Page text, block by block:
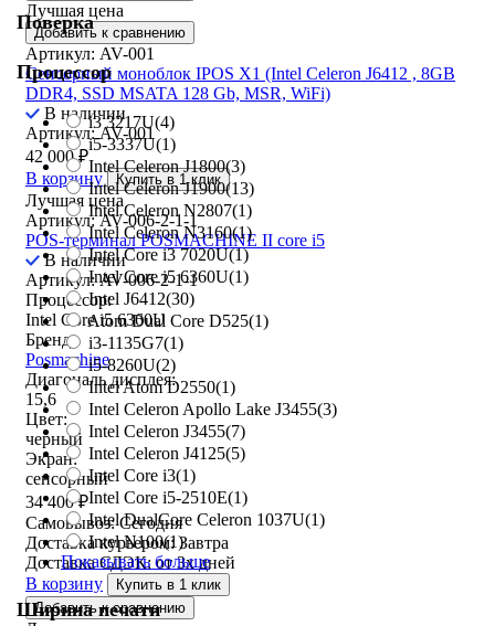
Поверка
Процессор
i3 3217U(4)
i5-3337U(1)
Intel Celeron J1800(3)
Intel Celeron J1900(13)
Intel Celeron N2807(1)
Intel Celeron N3160(1)
Intel Core i3 7020U(1)
Intel Core i5 6360U(1)
Intel J6412(30)
Atom Dual Core D525(1)
i3-1135G7(1)
i5-8260U(2)
Intel Atom D2550(1)
Intel Celeron Apollo Lake J3455(3)
Intel Celeron J3455(7)
Intel Celeron J4125(5)
Intel Core i3(1)
Intel Core i5-2510E(1)
Intel DualCore Celeron 1037U(1)
Intel N100(1)
Показывать больше
Ширина печати
Лучшая цена
Добавить к сравнению
Артикул: AV-001
Сенсорный моноблок IPOS X1 (Intel Celeron J6412 , 8GB
DDR4, SSD MSATA 128 Gb, MSR, WiFi)
В наличии
Артикул: AV-001
42 000₽
В корзину
Купить в 1 клик
Лучшая цена
Артикул: AV-006-2-1-1
POS-терминал POSMACHINE II core i5
В наличии
Артикул: AV-006-2-1-1
Процессор:
Intel Core i5 6360U
Бренд:
Posmachine
Диагональ дисплея:
15,6
Цвет:
черный
Экран:
сенсорный
34 400₽
Самовывоз:Сегодня
Доставка курьером:Завтра
Доставка СДЭК:от 3х дней
В корзину
Купить в 1 клик
Добавить к сравнению